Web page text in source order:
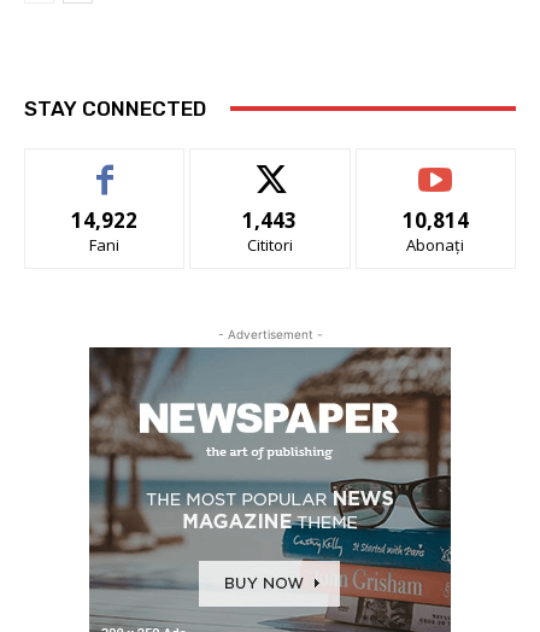
STAY CONNECTED
14,922
Fani
1,443
Cititori
10,814
Abonați
- Advertisement -